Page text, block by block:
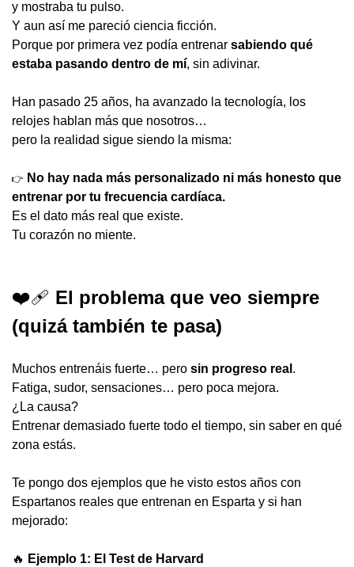
y mostraba tu pulso.
Y aun así me pareció ciencia ficción.
Porque por primera vez podía entrenar sabiendo qué
estaba pasando dentro de mí, sin adivinar.
Han pasado 25 años, ha avanzado la tecnología, los
relojes hablan más que nosotros…
pero la realidad sigue siendo la misma:
👉 No hay nada más personalizado ni más honesto que
entrenar por tu frecuencia cardíaca.
Es el dato más real que existe.
Tu corazón no miente.
❤️‍🩹 El problema que veo siempre
(quizá también te pasa)
Muchos entrenáis fuerte… pero sin progreso real .
Fatiga, sudor, sensaciones… pero poca mejora.
¿La causa?
Entrenar demasiado fuerte todo el tiempo, sin saber en qué
zona estás.
Te pongo dos ejemplos que he visto estos años con
Espartanos reales que entrenan en Esparta y si han
mejorado:
🔥 Ejemplo 1: El Test de Harvard